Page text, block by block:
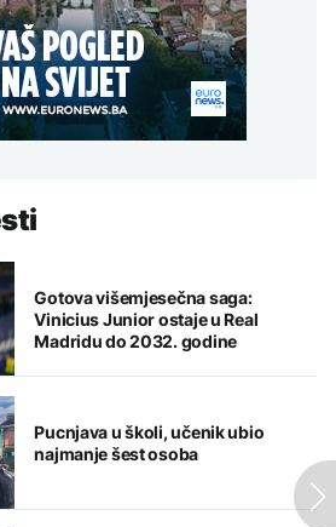
Gotova višemjesečna saga:
Vinicius Junior ostaje u Real
Madridu do 2032. godine
Pucnjava u školi, učenik ubio
najmanje šest osoba